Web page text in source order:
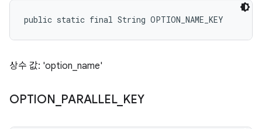
public static final String OPTION_NAME_KEY
상수 값: 'option_name'
OPTION PARALLEL_ KEY